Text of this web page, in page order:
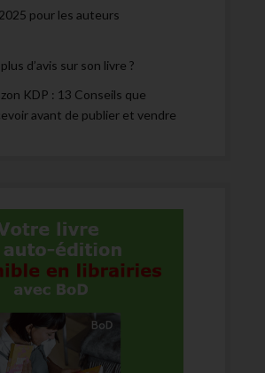
pour les auteurs
d’avis sur son livre ?
KDP : 13 Conseils que
avant de publier et vendre